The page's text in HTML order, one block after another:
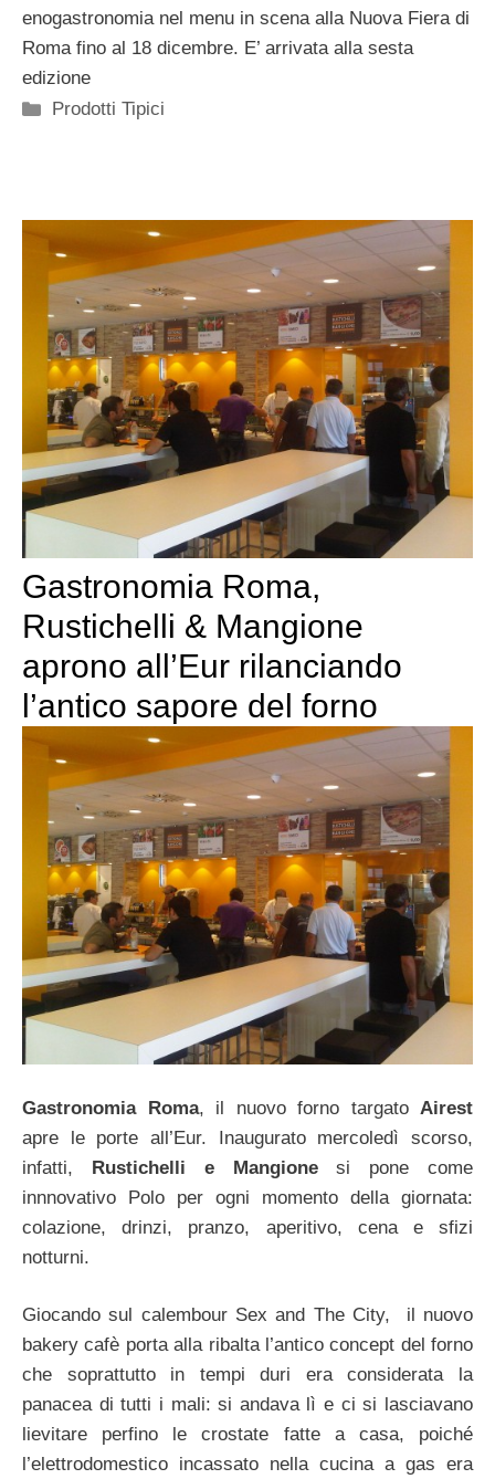
enogastronomia nel menu in scena alla Nuova Fiera di
Roma fino al 18 dicembre. E’ arrivata alla sesta
edizione
Categorie
Prodotti Tipici
Gastronomia Roma,
Rustichelli & Mangione
aprono all’Eur rilanciando
l’antico sapore del forno
Gastronomia Roma, il nuovo forno targato Airest
apre le porte all’Eur. Inaugurato mercoledì scorso,
infatti, Rustichelli e Mangionesi pone come
innnovativo Polo per ogni momento della giornata:
colazione, drinzi, pranzo, aperitivo, cena e sfizi
notturni.
Giocando sul calembour Sex and The City, il nuovo
bakery cafè porta alla ribalta l’antico concept del forno
che soprattutto in tempi duri era considerata la
panacea di tutti i mali: si andava lì e ci si lasciavano
lievitare perfino le crostate fatte a casa, poiché
l’elettrodomestico incassato nella cucina a gas era